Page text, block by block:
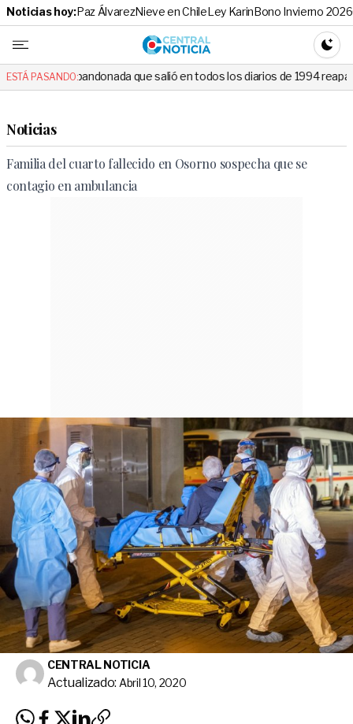
Noticias hoy:Paz ÁlvarezNieve en ChileLey KarinBono Invierno 2026
Central
ESTÁ PASANDO:que salió en todos los diarios de 1994 reapareció e hizo
Noticias
Familia del cuarto fallecido en Osorno sospecha que se
contagio en ambulancia
CENTRAL NOTICIA
Actualizado: Abril 10, 2020